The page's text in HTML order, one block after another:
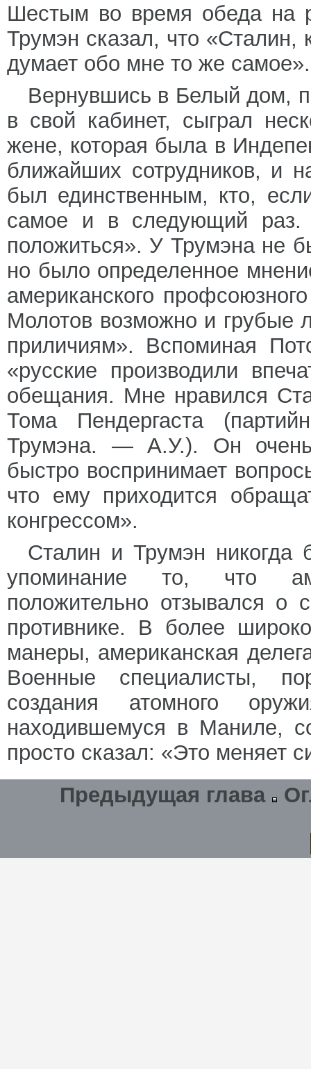
Шестым во время обеда на
Трумэн сказал, что «Сталин,
думает обо мне то же самое».
Вернувшись в Белый дом,
в свой кабинет, сыграл
жене, которая была в
ближайших сотрудников, и
был единственным, кто,
самое и в следующий раз.
положиться». У Трумэна не
но было определенное
американского
Молотов возможно и
приличиям». Вспоминая
«русские производили
обещания. Мне нравился
Тома Пендергаста
Трумэна. — А.У.). Он
быстро воспринимает
что ему приходится
конгрессом».
Сталин и Трумэн никогда
упоминание то, что
положительно отзывался о
противнике. В более
манеры, американская
Военные специалисты,
создания атомного
находившемуся в Маниле,
просто сказал: «Это меняет
Предыдущая глава